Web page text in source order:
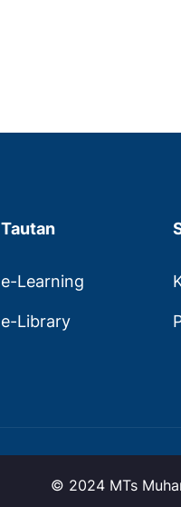
Tautan
e-Learning
e-Library
© 2024 MTs